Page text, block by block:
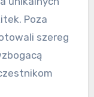
Poza
szereg